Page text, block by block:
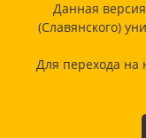
Данная
(Славянского)
Для перехода на